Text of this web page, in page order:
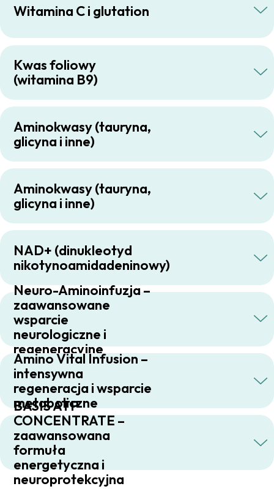
Witamina C i glutation
Kwas foliowy
(witamina B9)
Aminokwasy (tauryna,
glicyna i inne)
Aminokwasy (tauryna,
glicyna i inne)
NAD+ (dinukleotyd
nikotynoamidadeninowy)
Neuro-Aminoinfuzja –
zaawansowane
wsparcie
neurologiczne i
regeneracyjne
Amino Vital Infusion –
intensywna
regeneracja i wsparcie
metaboliczne
BASIS ATP
CONCENTRATE –
zaawansowana
formuła
energetyczna i
neuroprotekcyjna